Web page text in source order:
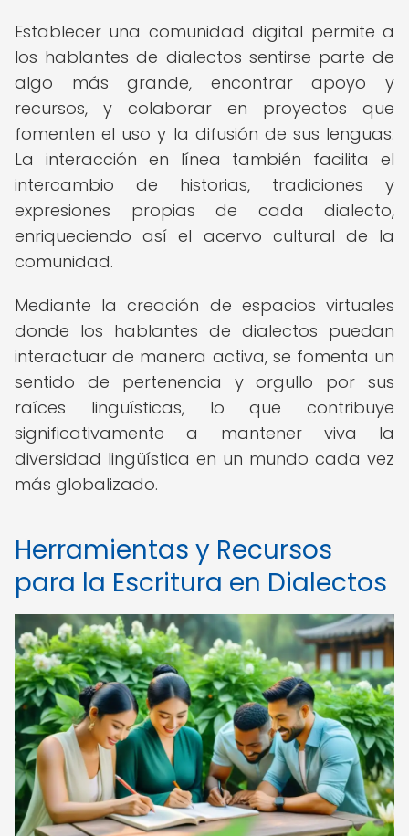
Establecer una comunidad digital permite a
los hablantes de dialectos sentirse parte de
algo más grande, encontrar apoyo y
recursos, y colaborar en proyectos que
fomenten el uso y la difusión de sus lenguas.
La interacción en línea también facilita el
intercambio de historias, tradiciones y
expresiones propias de cada dialecto,
enriqueciendo así el acervo cultural de la
comunidad.
Mediante la creación de espacios virtuales
donde los hablantes de dialectos puedan
interactuar de manera activa, se fomenta un
sentido de pertenencia y orgullo por sus
raíces lingüísticas, lo que contribuye
significativamente a mantener viva la
diversidad lingüística en un mundo cada vez
más globalizado.
Herramientas y Recursos
para la Escritura en Dialectos